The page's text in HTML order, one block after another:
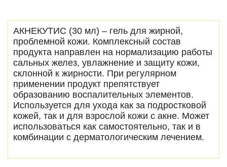
АКНЕКУТИС (30 мл) – гель для жирной,
проблемной кожи. Комплексный состав
продукта направлен на нормализацию работы
сальных желез, увлажнение и защиту кожи,
склонной к жирности. При регулярном
применении продукт препятствует
образованию воспалительных элементов.
Используется для ухода как за подростковой
кожей, так и для взрослой кожи с акне. Может
использоваться как самостоятельно, так и в
комбинации с дерматологическим лечением.